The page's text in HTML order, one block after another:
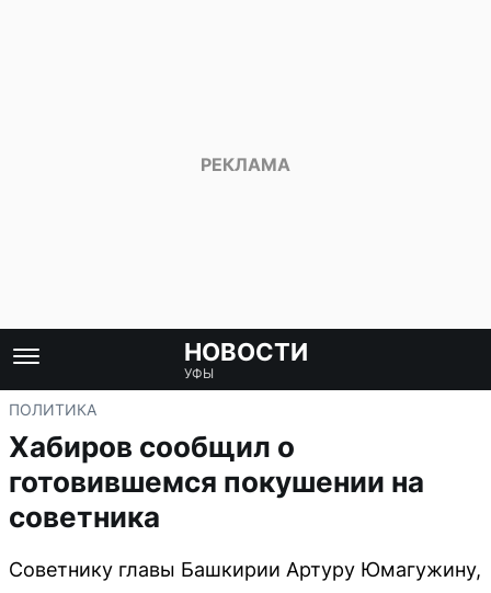
НОВОСТИ
УФЫ
ПОЛИТИКА
Хабиров сообщил о
готовившемся покушении на
советника
Советнику главы Башкирии Артуру Юмагужину,